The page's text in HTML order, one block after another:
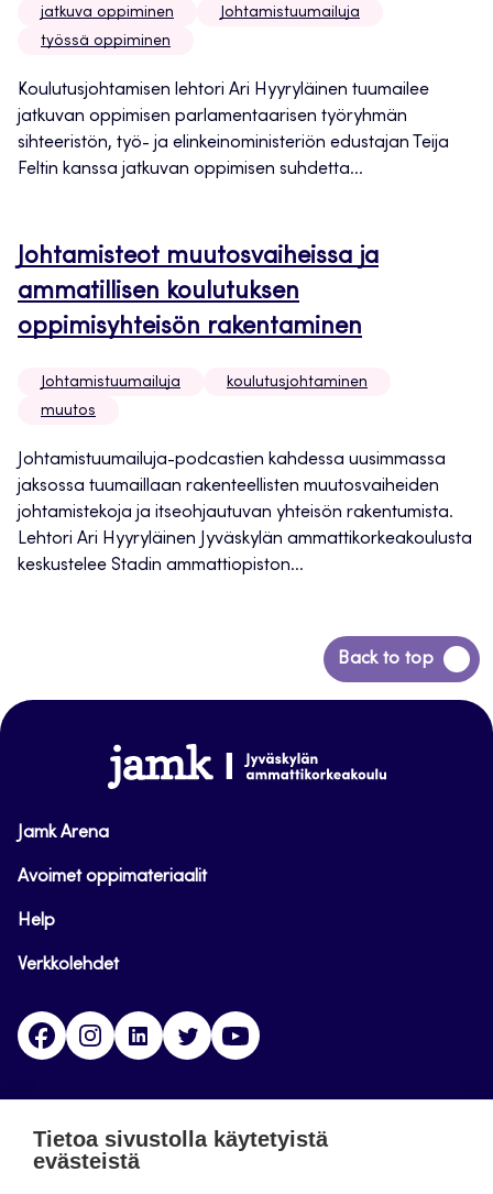
jatkuva oppiminen
Johtamistuumailuja
työssä oppiminen
Koulutusjohtamisen lehtori Ari Hyyryläinen tuumailee
jatkuvan oppimisen parlamentaarisen työryhmän
sihteeristön, työ- ja elinkeinoministeriön edustajan Teija
Feltin kanssa jatkuvan oppimisen suhdetta...
Johtamisteot muutosvaiheissa ja
ammatillisen koulutuksen
oppimisyhteisön rakentaminen
Johtamistuumailuja
koulutusjohtaminen
muutos
Johtamistuumailuja-podcastien kahdessa uusimmassa
jaksossa tuumaillaan rakenteellisten muutosvaiheiden
johtamistekoja ja itseohjautuvan yhteisön rakentumista.
Lehtori Ari Hyyryläinen Jyväskylän ammattikorkeakoulusta
keskustelee Stadin ammattiopiston...
Back to top
Siirry
takaisin
www.jamk.fi
Jamk Arena
Avoimet oppimateriaalit
Help
Verkkolehdet
FacebookInstagramLinkedinTwitter
Tietoa sivustolla käytetyistä
evästeistä